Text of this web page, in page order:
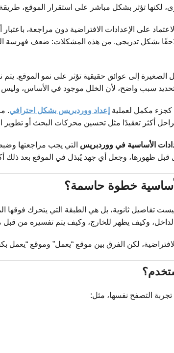
لكنها تؤثر بشكل مباشر على استقرار الموقع،
على الإعدادات الافتراضية دون مراجعة،
بشكل تدريجي. من هذه المشكلات: ضعف فهرسة
الصغيرة إلى عوائق حقيقية تؤثر على نمو الموقع.
سبب واضح، لأن الخلل موجود في الأساس،
كجزء مكمل لعملية إعداد ووردبريس بشكل احترافي.
أكثر تعقيدًا مثل تحسين محركات البحث أو تطوير
الأساسية في ووردبريس التي يجب مراجعتها
قبل ظهورها، وجعل أي جهد يُبذل في الموقع بعد ذلك
خطوة حاسمة؟
تفاصيل ثانوية، بل هي الطبقة التي يتحرك فوقها
وكيف يظهر للخارج، وكيف يتم تفسيره من
لكن الفرق بين موقع “يعمل” وموقع “يعمل
التصفح نفسها، مثل: